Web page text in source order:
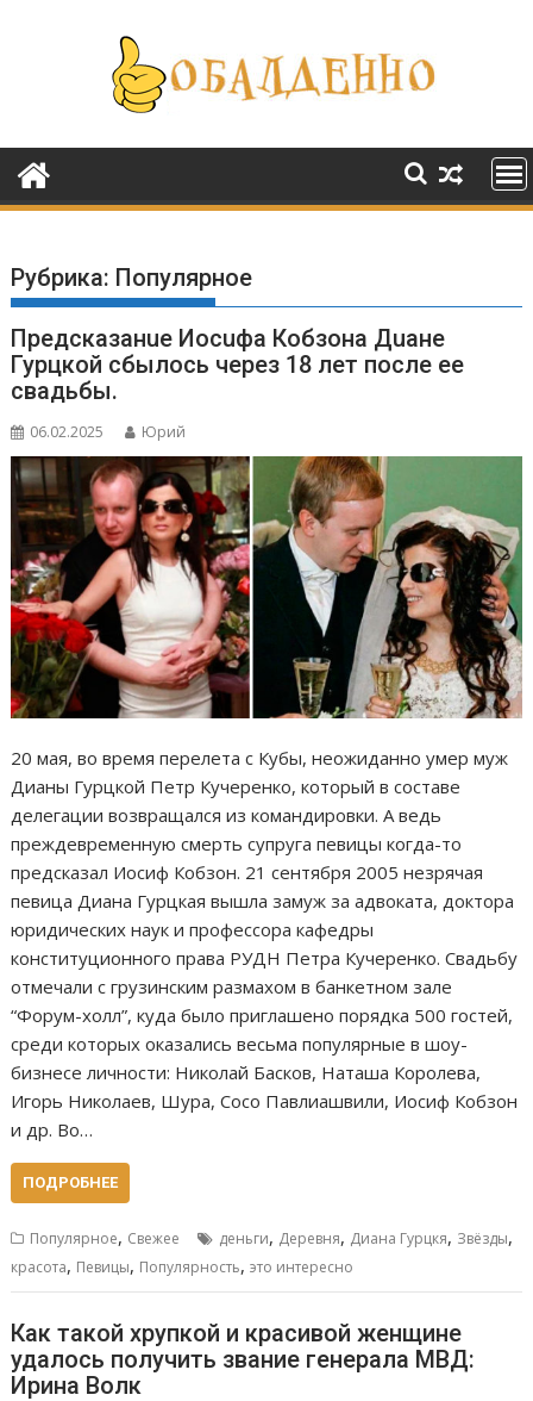
содержимому
Рубрика: Популярное
Предсказанuе Иосuфа Кобзона Дuане
Гурцкой сбылось через 18 лет после ее
свадьбы.
06.02.2025 Юрий
20 мая, во время перелета с Кубы, неожиданно умер муж
Дианы Гурцкой Петр Кучеренко, который в составе
делегации возвращался из командировки. А ведь
преждевременную смерть супруга певицы когда-то
предсказал Иосиф Кобзон. 21 сентября 2005 незрячая
певица Диана Гурцкая вышла замуж за адвоката, доктора
юридических наук и профессора кафедры
конституционного права РУДН Петра Кучеренко. Свадьбу
отмечали с грузинским размахом в банкетном зале
“Форум-холл”, куда было приглашено порядка 500 гостей,
среди которых оказались весьма популярные в шоу-
бизнесе личности: Николай Басков, Наташа Королева,
Игорь Николаев, Шура, Сосо Павлиашвили, Иосиф Кобзон
и др. Во…
ПОДРОБНЕЕ
Популярное, Свежее деньги, Деревня, Диана Гурцкя, Звёзды,
красота, Певицы, Популярность,это интересно
Как такой хрупкой и красивой женщине
удалось получить звание генерала МВД:
Ирина Волк